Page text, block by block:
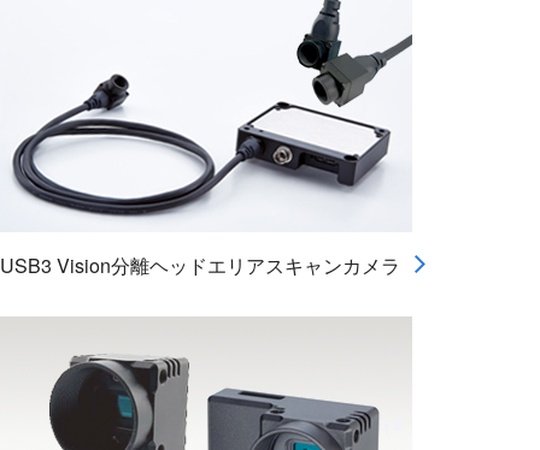
USB3 Vision分離ヘッドエリアスキャンカメラ